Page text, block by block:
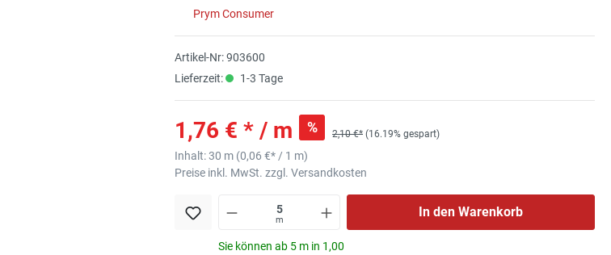
Prym Consumer
Artikel-Nr:903600
Lieferzeit:
1-3 Tage
1,76 € * / m % 2,10 €* (16.19% gespart)
Inhalt:30 m (0,06 €* / 1 m)
Preise inkl. MwSt. zzgl. Versandkosten
m
In den Warenkorb
Sie können ab 5 m in 1,00